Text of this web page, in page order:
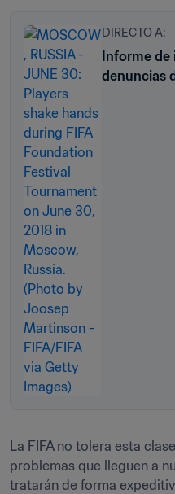
DIRECTO A:
Informe
denuncias
La FIFA no tolera esta
problemas que lleguen a
tratarán de forma